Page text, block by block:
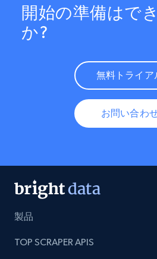
開始の準備はで
か?
無料トライア
お問い合わ
製品
TOP SCRAPER APIS